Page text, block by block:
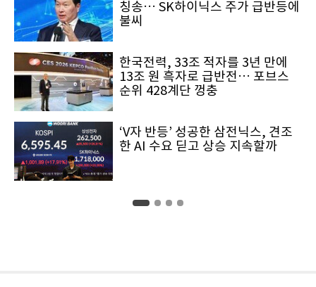
칭송… SK하이닉스 주가 급반등에
불씨
한국전력, 33조 적자를 3년 만에
13조 원 흑자로 급반전… 포브스
순위 428계단 껑충
‘V자 반등’ 성공한 삼전닉스, 견조
한 AI 수요 딛고 상승 지속할까